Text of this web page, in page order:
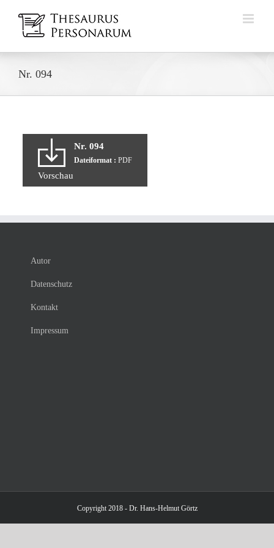
Inhalt
springen
Nr. 094
Nr. 094
Dateiformat : PDF
Vorschau
Autor
Datenschutz
Kontakt
Impressum
Copyright 2018 - Dr. Hans-Helmut Görtz